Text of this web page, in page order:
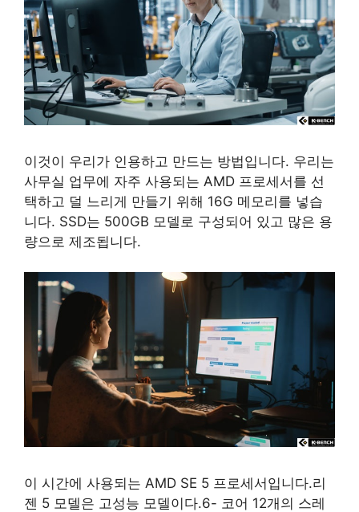
이것이 우리가 인용하고 만드는 방법입니다. 우리는
사무실 업무에 자주 사용되는 AMD 프로세서를 선
택하고 덜 느리게 만들기 위해 16G 메모리를 넣습
니다. SSD는 500GB 모델로 구성되어 있고 많은 용
량으로 제조됩니다.
이 시간에 사용되는 AMD SE 5 프로세서입니다.리
젠 5 모델은 고성능 모델이다.6- 코어 12개의 스레